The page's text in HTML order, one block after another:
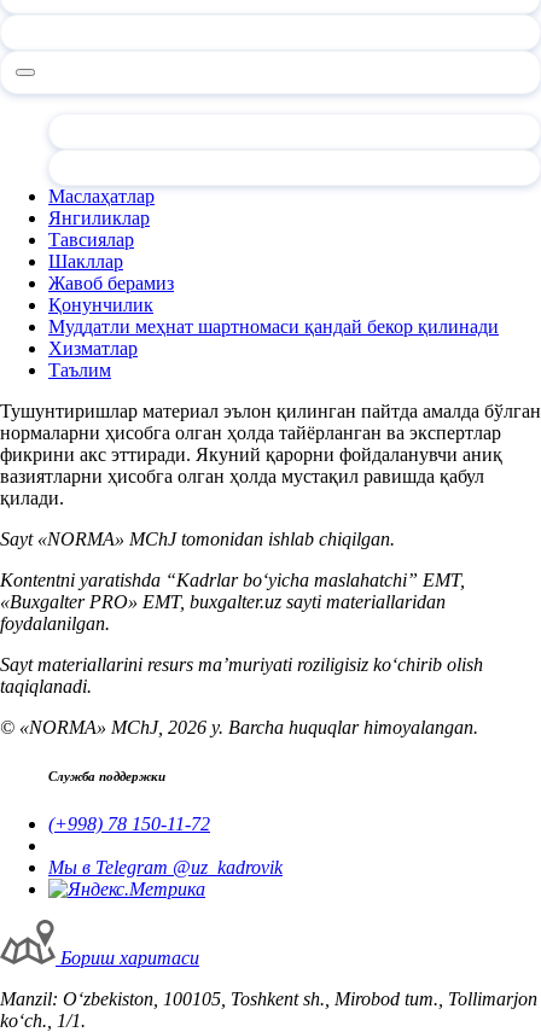
Маслаҳатлар
Янгиликлар
Тавсиялар
Шакллар
Жавоб берамиз
Қонунчилик
Муддатли меҳнат шартномаси қандай бекор қилинади
Хизматлар
Таълим
Тушунтиришлар материал эълон қилинган пайтда амалда бўлган
нормаларни ҳисобга олган ҳолда тайёрланган ва экспертлар
фикрини акс эттиради. Якуний қарорни фойдаланувчи аниқ
вазиятларни ҳисобга олган ҳолда мустақил равишда қабул
қилади.
Sayt «NORMA» MChJ tomonidan ishlab chiqilgan.
Kontentni yaratishda “Kadrlar boʻyicha maslahatchi” EMT,
«Buxgalter PRO» EMT, buxgalter.uz sayti materiallaridan
foydalanilgan.
Sayt materiallarini resurs ma’muriyati roziligisiz koʻchirib olish
taqiqlanadi.
© «NORMA» MChJ, 2026 y. Barcha huquqlar himoyalangan.
Служба поддержки
(+998) 78 150-11-72
Мы в Telegram @uz_kadrovik
Бориш харитаси
Manzil: Oʻzbekiston, 100105, Toshkent sh., Mirobod tum., Tollimarjon
koʻch., 1/1.